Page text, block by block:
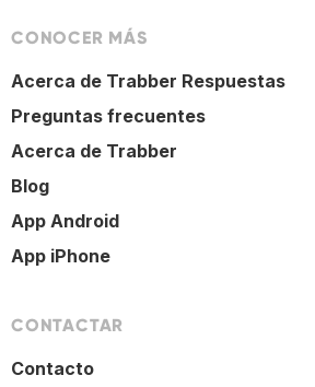
CONOCER MÁS
Acerca de Trabber Respuestas
Preguntas frecuentes
Acerca de Trabber
Blog
App Android
App iPhone
CONTACTAR
Contacto